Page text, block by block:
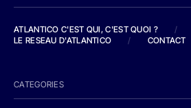
ATLANTICO C'EST QUI, C'EST QUOI ?
/
LE RESEAU D'ATLANTICO
/ CONTACT
CATEGORIES